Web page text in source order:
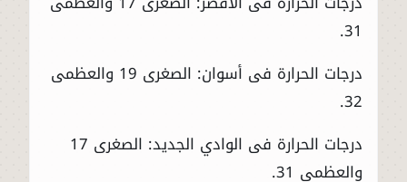
31.
درجات الحرارة فى أسوان: الصغرى 19 والعظمى
32.
درجات الحرارة فى الوادي الجديد: الصغرى 17
والعظمى 31.